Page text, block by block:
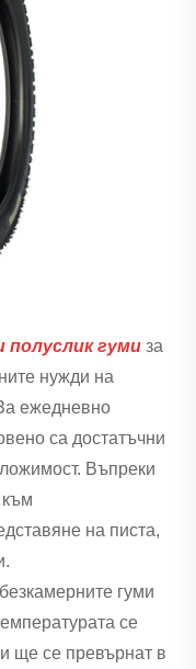
полуслик гуми за
нужди на
ежедневно
са достатъчни
Въпреки
към
на писта,
гуми
се
ще се превърнат в